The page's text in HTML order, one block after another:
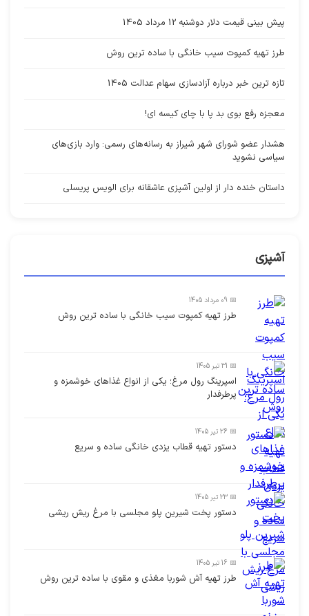
پیش بینی قیمت دلار دوشنبه 12 مرداد 1405
طرز تهیه کمپوت سیب خانگی با ساده ترین روش
تازه ترین خبر درباره آزادسازی سهام عدالت 1405
معجزه رفع بوی بد پا با چای کیسه ای!
هشدار عضو شورای شهر شیراز به رسانه‌های رسمی: وارد بازی‌های
سیاسی نشوید
داستان خنده دار از اولین آشپزی عاشقانه برای الویس پریسلی
آشپزی
📅 09 مرداد 1405
طرز تهیه کمپوت سیب خانگی با ساده ترین روش
📅 31 تیر 1405
اسپرینگ رول مرغ؛ یکی از انواع غذاهای خوشمزه و
پرطرفدار
📅 26 تیر 1405
دستور تهیه قطاب یزدی خانگی ساده و سریع
📅 23 تیر 1405
دستور پخت شیرین پلو مجلسی با مرغ ریش ریشی
📅 16 تیر 1405
طرز تهیه آش شوربا مغذی و مقوی با ساده ترین روش